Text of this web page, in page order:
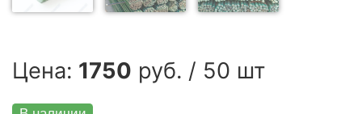
Цена: 1750 руб. / 50 шт